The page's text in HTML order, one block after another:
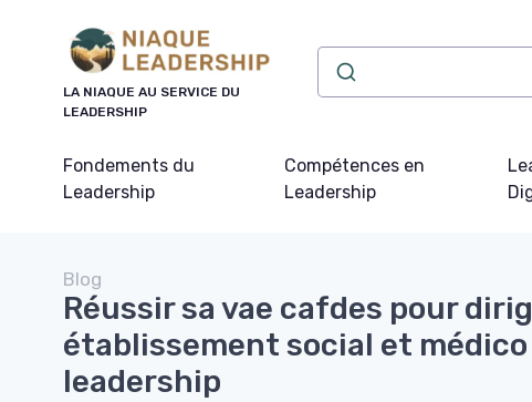
LA NIAQUE AU SERVICE DU
LEADERSHIP
Fondements du
Leadership
Compétences en
Leadership
Blog
Réussir sa vae cafdes pour
établissement social et médico
leadership